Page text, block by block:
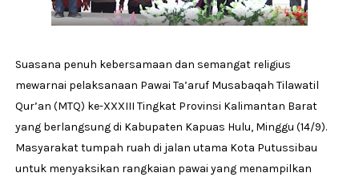
Suasana penuh kebersamaan dan semangat religius
mewarnai pelaksanaan Pawai Ta’aruf Musabaqah Tilawatil
Qur’an (MTQ) ke-XXXIII Tingkat Provinsi Kalimantan Barat
yang berlangsung di Kabupaten Kapuas Hulu, Minggu (14/9).
Masyarakat tumpah ruah di jalan utama Kota Putussibau
untuk menyaksikan rangkaian pawai yang menampilkan